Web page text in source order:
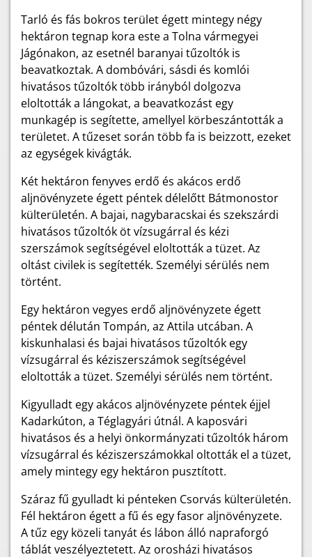
Tarló és fás bokros terület égett mintegy négy
hektáron tegnap kora este a Tolna vármegyei
Jágónakon, az esetnél baranyai tűzoltók is
beavatkoztak. A dombóvári, sásdi és komlói
hivatásos tűzoltók több irányból dolgozva
eloltották a lángokat, a beavatkozást egy
munkagép is segítette, amellyel körbeszántották a
területet. A tűzeset során több fa is beizzott, ezeket
az egységek kivágták.
Két hektáron fenyves erdő és akácos erdő
aljnövényzete égett péntek délelőtt Bátmonostor
külterületén. A bajai, nagybaracskai és szekszárdi
hivatásos tűzoltók öt vízsugárral és kézi
szerszámok segítségével eloltották a tüzet. Az
oltást civilek is segítették. Személyi sérülés nem
történt.
Egy hektáron vegyes erdő aljnövényzete égett
péntek délután Tompán, az Attila utcában. A
kiskunhalasi és bajai hivatásos tűzoltók egy
vízsugárral és kéziszerszámok segítségével
eloltották a tüzet. Személyi sérülés nem történt.
Kigyulladt egy akácos aljnövényzete péntek éjjel
Kadarkúton, a Téglagyári útnál. A kaposvári
hivatásos és a helyi önkormányzati tűzoltók három
vízsugárral és kéziszerszámokkal oltották el a tüzet,
amely mintegy egy hektáron pusztított.
Száraz fű gyulladt ki pénteken Csorvás külterületén.
Fél hektáron égett a fű és egy fasor aljnövényzete.
A tűz egy közeli tanyát és lábon álló napraforgó
táblát veszélyeztetett. Az orosházi hivatásos